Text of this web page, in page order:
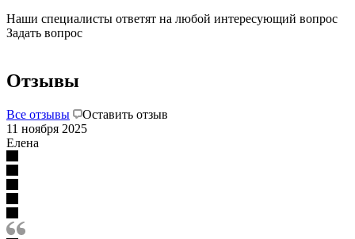
Наши специалисты ответят на любой интересующий вопрос
Задать вопрос
Отзывы
Все отзывы
Оставить отзыв
11 ноября 2025
Елена